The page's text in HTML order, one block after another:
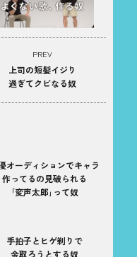
PREV
上司の短髪イジり
過ぎてクビなる奴
オーディションでキャラ
作ってるの見破られる
｢変声太郎｣って奴
手拍子とヒゲ剃りで
金取ろうとする奴